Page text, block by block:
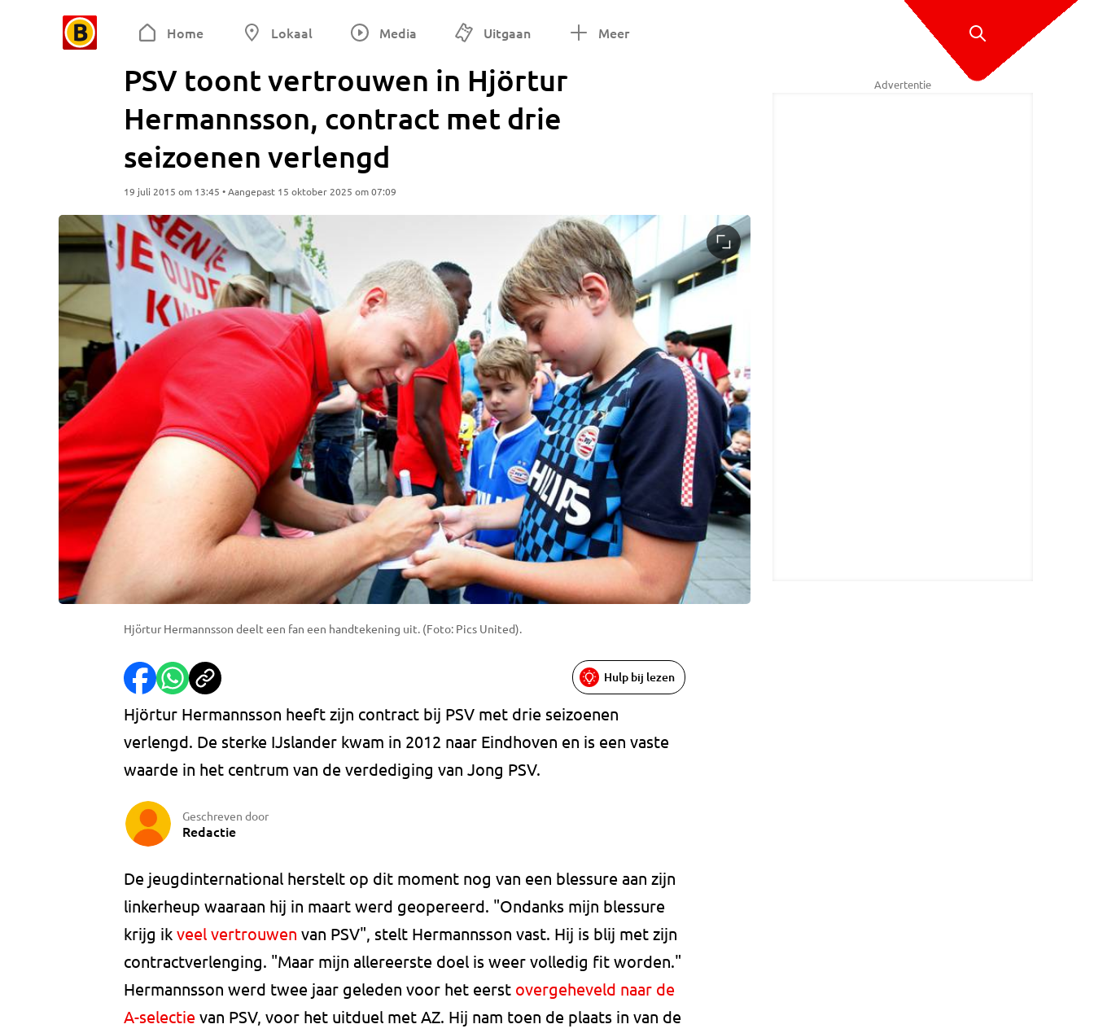
Home Lokaal Media Uitgaan Meer
PSV toont vertrouwen in Hjörtur
Hermannsson, contract met drie
seizoenen verlengd
19 juli 2015 om 13:45 • Aangepast 15 oktober 2025 om 07:09
Hjörtur Hermannsson deelt een fan een handtekening uit. (Foto: Pics United).
Hulp bij lezen
Hjörtur Hermannsson heeft zijn contract bij PSV met drie seizoenen
verlengd. De sterke IJslander kwam in 2012 naar Eindhoven en is een vaste
waarde in het centrum van de verdediging van Jong PSV.
Geschreven door
Redactie
De jeugdinternational herstelt op dit moment nog van een blessure aan zijn
linkerheup waaraan hij in maart werd geopereerd. "Ondanks mijn blessure
krijg ik veel vertrouwen van PSV", stelt Hermannsson vast. Hij is blij met zijn
contractverlenging. "Maar mijn allereerste doel is weer volledig fit worden."
Hermannsson werd twee jaar geleden voor het eerst overgeheveld naar de
A-selectie van PSV, voor het uitduel met AZ. Hij nam toen de plaats in van de
Advertentie